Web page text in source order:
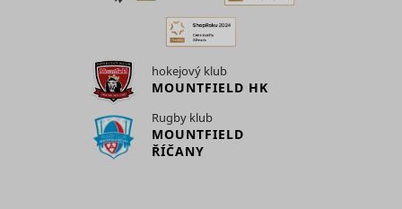
hokejový klub
MOUNTFIELD HK
Rugby klub
MOUNTFIELD
ŘÍČANY